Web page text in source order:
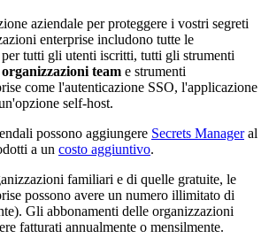
aziendale per proteggere i vostri segreti
enterprise includono tutte le
tutti gli utenti iscritti, tutti gli strumenti
organizzazioni team e strumenti
come l'autenticazione SSO, l'applicazione
self-host.
possono aggiungere Secrets Manageral
a un costo aggiuntivo.
familiari e di quelle gratuite, le
possono avere un numero illimitato di
Gli abbonamenti delle organizzazioni
fatturati annualmente o mensilmente.